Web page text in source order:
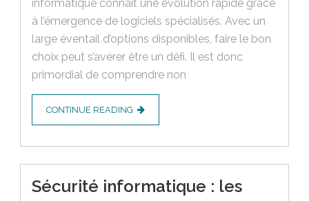
informatique connaît une évolution rapide grâce
à l’émergence de logiciels spécialisés. Avec un
large éventail d’options disponibles, faire le bon
choix peut s’avérer être un défi. Il est donc
primordial de comprendre non
CONTINUE READING
Sécurité informatique : les